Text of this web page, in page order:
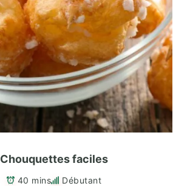
Chouquettes faciles
40 mins Débutant